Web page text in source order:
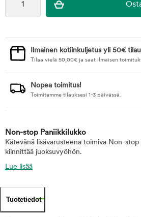
Ilmainen kotiinkuljetus yli 50€
Tilaa vielä 50,00€ ja saat ilmaisen
Nopea toimitus!
Toimitamme tilauksesi 1-3 päivässä.
Non-stop Paniikkilukko
Kätevänä lisävarusteena toimiva Non-
kiinnittää juoksuvyöhön.
Lue lisää
Tuotetiedot